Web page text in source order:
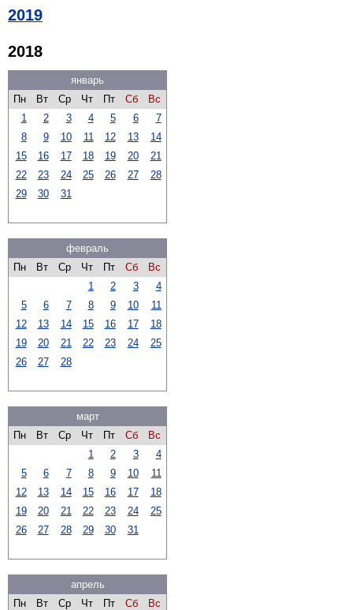
2019
2018
январь
Пн
Вт Ср Чт Пт Сб
Вс
1
2 3 4 5 6
7
8
9 10 11 12 13
14
15
16 17 18 19 20
21
22
23 24 25 26 27
28
29
30 31
февраль
Пн
Вт Ср Чт Пт Сб
Вс
1
2 3
4
5
6 7 8 9 10
11
12
13 14 15 16 17
18
19
20 21 22 23 24
25
26
27 28
март
Пн
Вт Ср Чт Пт Сб
Вс
1
2 3
4
5
6 7 8 9 10
11
12
13 14 15 16 17
18
19
20 21 22 23 24
25
26
27 28 29 30 31
апрель
Пн
Вт Ср Чт Пт Сб
Вс